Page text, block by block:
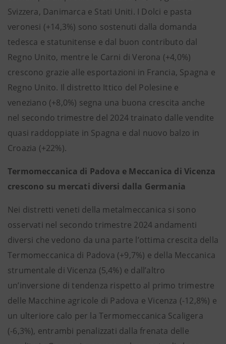
Svizzera, Danimarca e Stati Uniti. I Dolci e pasta
veronesi (+14,3%) sono sostenuti dalla domanda
tedesca e statunitense e dal buon contributo dal
Regno Unito, mentre le Carni di Verona (+4,0%)
crescono grazie alle esportazioni in Francia, Spagna e
Regno Unito. Il distretto Ittico del Polesine e
veneziano (+8,0%) segna una buona crescita anche
nel secondo trimestre del 2024 trainato dalle vendite
quasi raddoppiate in Spagna e dal nuovo balzo in
Croazia (+22%).
Termomeccanica di Padova e Meccanica di Vicenza
crescono su mercati diversi dalla Germania
Nei distretti veneti della metalmeccanica si sono
osservati nel secondo trimestre 2024 andamenti
diversi che vedono da una parte l’ottima crescita della
Termomeccanica di Padova (+9,7%) e della Meccanica
strumentale di Vicenza (5,4%) e dall’altro
un’inversione di tendenza rispetto al primo trimestre
delle Macchine agricole di Padova e Vicenza (-12,8%) e
un ulteriore calo per la Termomeccanica Scaligera
(-6,3%), entrambi penalizzati dalla frenata delle